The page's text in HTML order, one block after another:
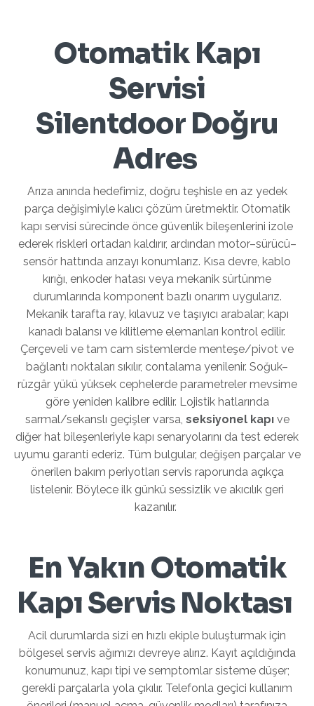
Otomatik Kapı
Servisi
Silentdoor Doğru
Adres
Arıza anında hedefimiz, doğru teşhisle en az yedek
parça değişimiyle kalıcı çözüm üretmektir. Otomatik
kapı servisi sürecinde önce güvenlik bileşenlerini izole
ederek riskleri ortadan kaldırır, ardından motor–sürücü–
sensör hattında arızayı konumlarız. Kısa devre, kablo
kırığı, enkoder hatası veya mekanik sürtünme
durumlarında komponent bazlı onarım uygularız.
Mekanik tarafta ray, kılavuz ve taşıyıcı arabalar; kapı
kanadı balansı ve kilitleme elemanları kontrol edilir.
Çerçeveli ve tam cam sistemlerde menteşe/pivot ve
bağlantı noktaları sıkılır, contalama yenilenir. Soğuk–
rüzgâr yükü yüksek cephelerde parametreler mevsime
göre yeniden kalibre edilir. Lojistik hatlarında
sarmal/sekanslı geçişler varsa, seksiyonel kapıve
diğer hat bileşenleriyle kapı senaryolarını da test ederek
uyumu garanti ederiz. Tüm bulgular, değişen parçalar ve
önerilen bakım periyotları servis raporunda açıkça
listelenir. Böylece ilk günkü sessizlik ve akıcılık geri
kazanılır.
En Yakın Otomatik
Kapı Servis Noktası
Acil durumlarda sizi en hızlı ekiple buluşturmak için
bölgesel servis ağımızı devreye alırız. Kayıt açıldığında
konumunuz, kapı tipi ve semptomlar sisteme düşer;
gerekli parçalarla yola çıkılır. Telefonla geçici kullanım